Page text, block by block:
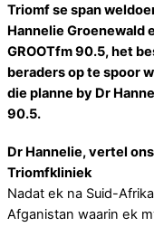
Triomf se span
Hannelie Groenewald
GROOTfm 90.5, het
beraders op te spoor
die planne by Dr
90.5.
Dr Hannelie, vertel
Triomfkliniek
Nadat ek na Suid-
Afganistan waarin ek